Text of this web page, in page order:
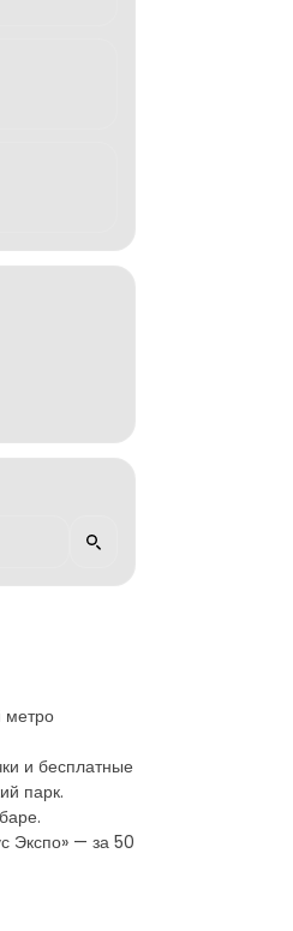
метро
и бесплатные
парк.
Экспо» — за 50